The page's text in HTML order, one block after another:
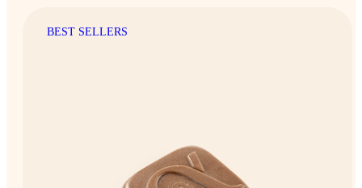
BEST SELLERS